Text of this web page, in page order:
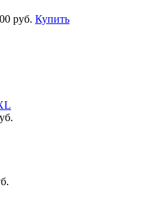
руб. Купить